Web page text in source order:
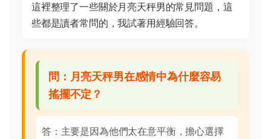
這裡整理了一些關於月亮天秤男的常見問題，這
些都是讀者常問的，我試著用經驗回答。
問：月亮天秤男在感情中為什麼容易
搖擺不定？
答：主要是因為他們太在意平衡，擔心選擇